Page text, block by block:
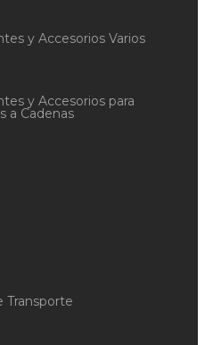
y Accesorios Varios
y Accesorios para
a Cadenas
Transporte